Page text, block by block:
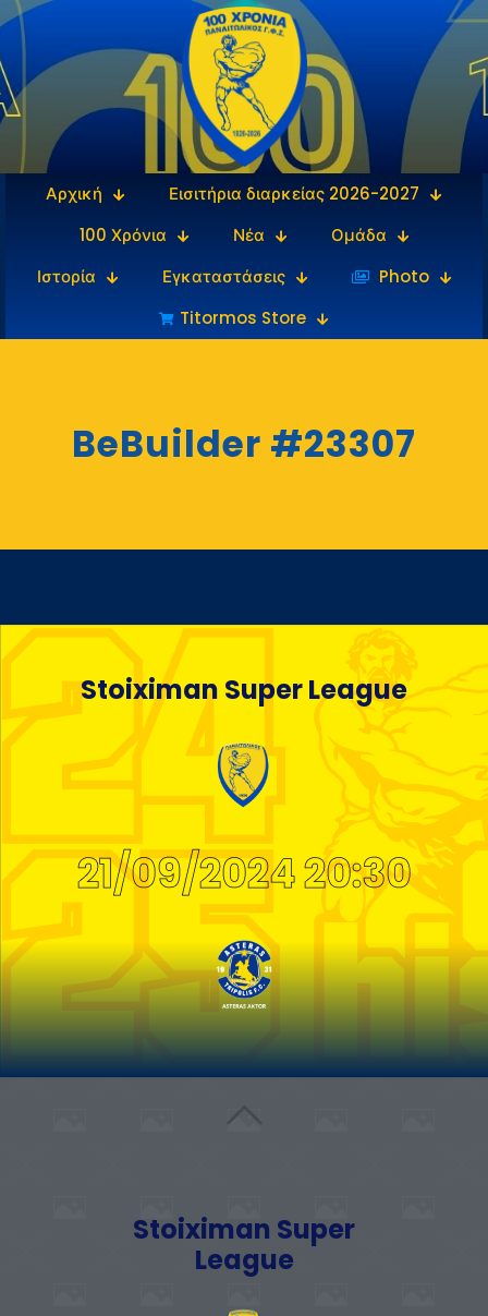
Αρχική
Εισιτήρια διαρκείας 2026-2027
100 Χρόνια
Νέα
Ομάδα
Ιστορία
Εγκαταστάσεις
‎‏‏‎ ‎Photo
Titormos Store
BeBuilder #23307
Stoiximan Super League
21/09/2024 20:30
Stoiximan Super
League